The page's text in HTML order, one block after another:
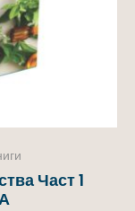
Част 1